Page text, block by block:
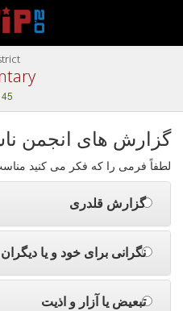
گزارش های انجمن
لطفاً فرمی را که فکر می کنید
گزارش قلدری
نگرانی برای خود و یا دیگران
تبعیض یا آزار و اذیت